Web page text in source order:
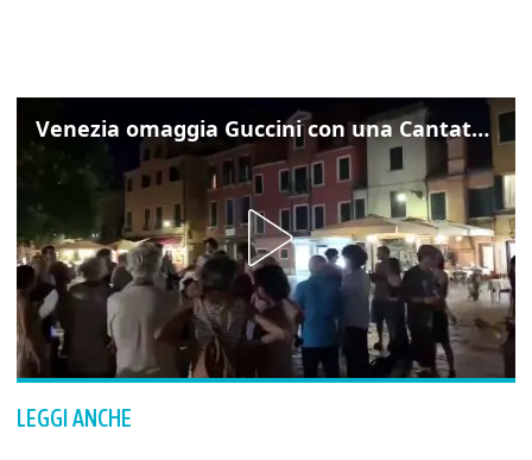
Venezia omaggia Guccini con una Cantata Anarchica in campo Santa Margherita
LEGGI ANCHE